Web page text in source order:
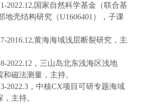
2022.12,国家自然科学基金（联合基
地壳结构研究 （U1606401 ） ， 子课
7-2016.12,黄海海域浅层断裂研究， 主
8-2022.12 ， 三山岛北东浅海区浅地
和磁法测量， 主持。
3-2022.3， 中核CX项目可研专题海域
主持。